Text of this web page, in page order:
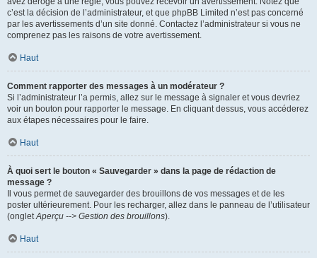
c’est la décision de l’administrateur, et que phpBB Limited n’est pas concerné
par les avertissements d’un site donné. Contactez l’administrateur si vous ne
comprenez pas les raisons de votre avertissement.
Haut
Comment rapporter des messages à un modérateur ?
Si l’administrateur l’a permis, allez sur le message à signaler et vous devriez
voir un bouton pour rapporter le message. En cliquant dessus, vous accéderez
aux étapes nécessaires pour le faire.
Haut
À quoi sert le bouton « Sauvegarder » dans la page de rédaction de
message ?
Il vous permet de sauvegarder des brouillons de vos messages et de les
poster ultérieurement. Pour les recharger, allez dans le panneau de l’utilisateur
(ongletAperçu --> Gestion des brouillons).
Haut